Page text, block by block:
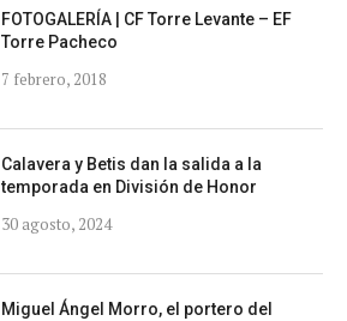
FOTOGALERÍA | CF Torre Levante – EF
Torre Pacheco
7 febrero, 2018
Calavera y Betis dan la salida a la
temporada en División de Honor
30 agosto, 2024
Miguel Ángel Morro, el portero del